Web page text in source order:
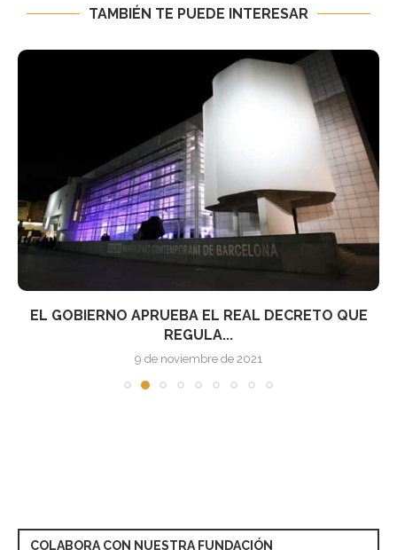
TAMBIÉN TE PUEDE INTERESAR
EL GOBIERNO APRUEBA EL REAL DECRETO QUE
REGULA...
9 de noviembre de 2021
COLABORA CON NUESTRA FUNDACIÓN